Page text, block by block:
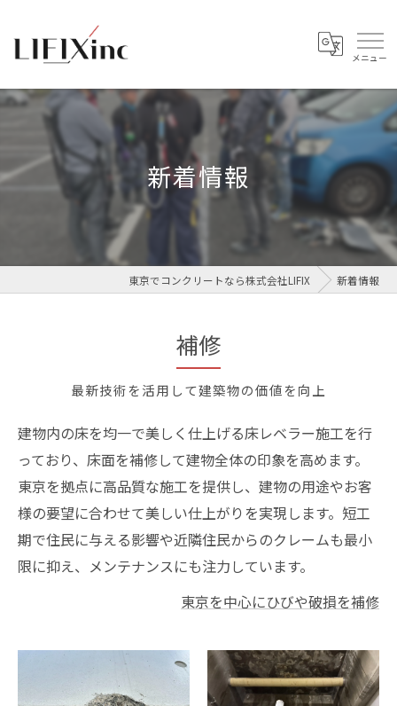
新着情報
東京でコンクリートなら株式会社LIFIX 新着情報
補修
最新技術を活用して建築物の価値を向上
建物内の床を均一で美しく仕上げる床レベラー施工を行
っており、床面を補修して建物全体の印象を高めます。
東京を拠点に高品質な施工を提供し、建物の用途やお客
様の要望に合わせて美しい仕上がりを実現します。短工
期で住民に与える影響や近隣住民からのクレームも最小
限に抑え、メンテナンスにも注力しています。
東京を中心にひびや破損を補修